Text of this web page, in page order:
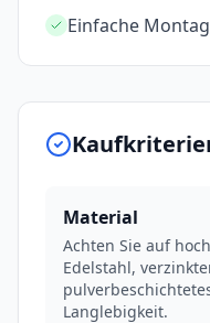
Einfache
Material
Achten Sie auf
Edelstahl,
Langlebigkeit.